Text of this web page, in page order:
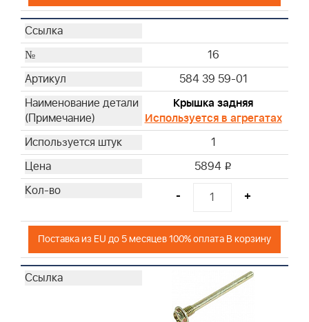
16
584 39 59-01
Крышка задняя
Используется в агрегатах
1
5894 i
- +
Поставка из EU до 5 месяцев 100% оплата В корзину